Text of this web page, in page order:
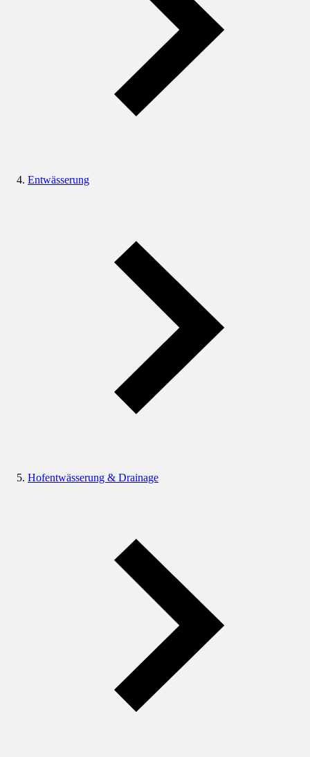
Entwässerung
Hofentwässerung & Drainage